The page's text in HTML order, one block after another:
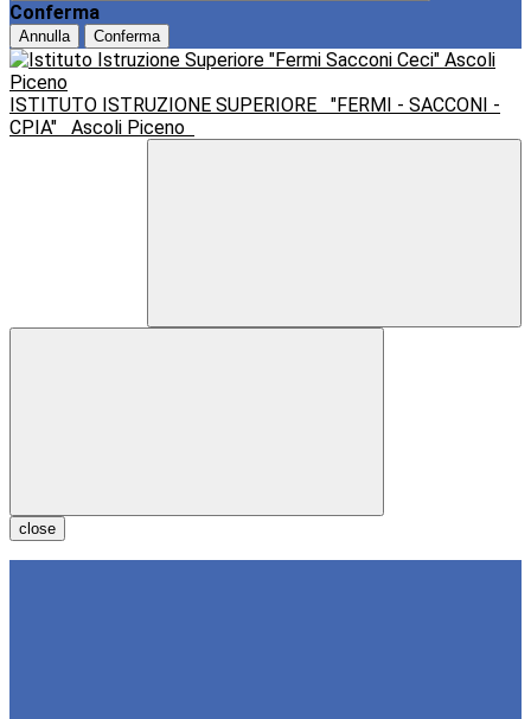
Conferma
Annulla Conferma
ISTITUTO ISTRUZIONE SUPERIORE
"FERMI - SACCONI -
CPIA"
Ascoli Piceno
close